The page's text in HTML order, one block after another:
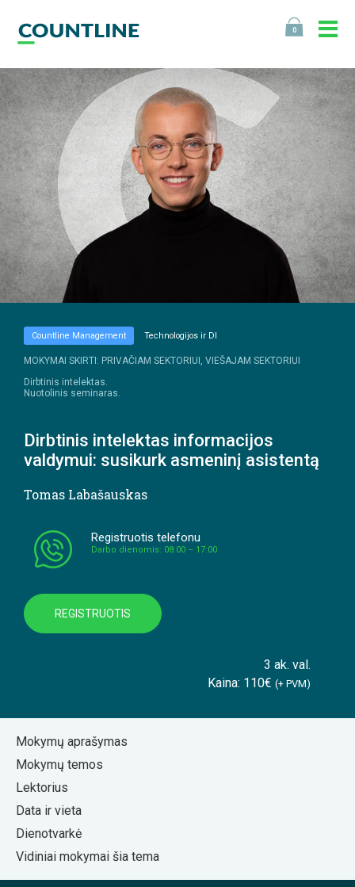
0
Countline Management Technologijos ir DI
MOKYMAI SKIRTI: PRIVAČIAM SEKTORIUI, VIEŠAJAM SEKTORIUI
Dirbtinis intelektas.
Nuotolinis seminaras.
Dirbtinis intelektas informacijos
valdymui: susikurk asmeninį asistentą
Tomas Labašauskas
Registruotis telefonu
Darbo dienomis: 08:00 – 17:00
REGISTRUOTIS
3 ak. val.
Kaina: 110€ (+ PVM)
Mokymų aprašymas
Mokymų temos
Lektorius
Data ir vieta
Dienotvarkė
Vidiniai mokymai šia tema